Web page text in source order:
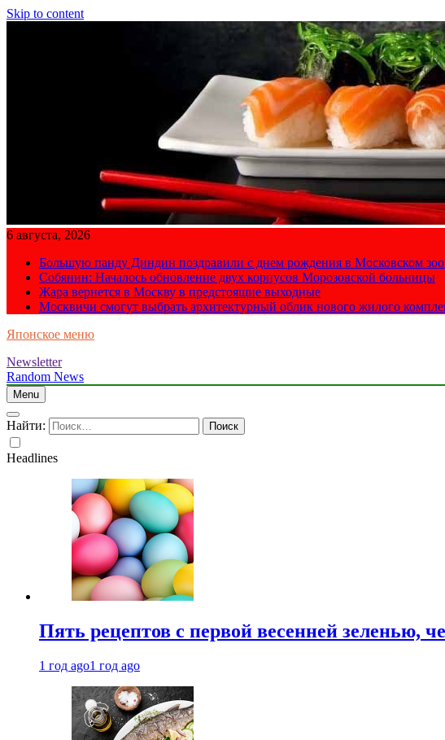
Skip to content
6 августа, 2026
Большую панду Диндин поздравили с днем рождения в Московском
Собянин: Началось обновление двух корпусов Морозовской больницы
Жара вернется в Москву в предстоящие выходные
Москвичи смогут выбрать архитектурный облик нового жилого
Японское меню
Newsletter
Random News
Menu
Найти:
Headlines
Пять рецептов с первой весенней зеленью,
1 год ago1 год ago